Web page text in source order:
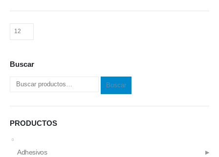
Buscar
Buscar
PRODUCTOS
Adhesivos